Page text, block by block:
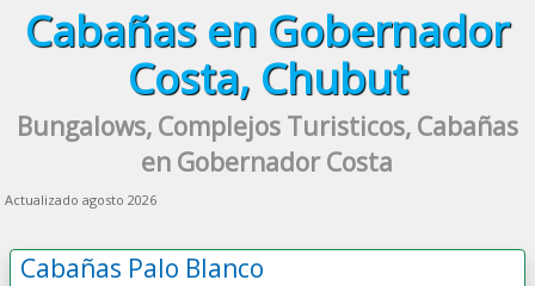
Cabañas en Gobernador
Costa, Chubut
Bungalows, Complejos Turisticos, Cabañas
en Gobernador Costa
Actualizado agosto 2026
Cabañas Palo Blanco